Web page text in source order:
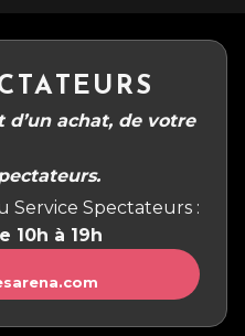
d’un achat, de votre
Service Spectateurs :
10h à 19h